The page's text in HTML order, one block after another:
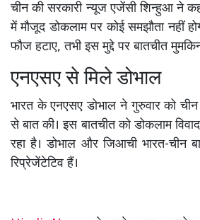
चीन की सरकारी न्यूज एजेंसी शिन्हुआ ने
में मौजूद डोकलाम पर कोई समझौता नहीं
फौज हटाए, तभी इस मुद्दे पर बातचीत
एनएसए से मिले डोभाल
भारत के एनएसए डोभाल ने गुरुवार को
से बात की। इस बातचीत को डोकलाम
रहा है। डोभाल और जिआची भारत-चीन
रिप्रेजेंटेटिव हैं।